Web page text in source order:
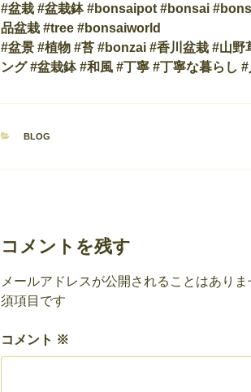
#盆栽 #盆栽鉢 #bonsaipot #bonsai
品盆栽 #tree #bonsaiworld
#盆景 #植物 #苔 #bonzai #香川盆栽 #山
ング #盆栽鉢 #和風 #丁寧 #丁寧な暮らし #
カ
BLOG
コメントを残す
メールアドレスが公開されることはありま
須項目です
コメント ※